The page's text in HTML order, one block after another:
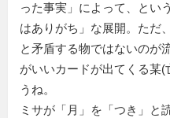
った事実」によって、とい
はありがち」な展開。ただ
と矛盾する物ではないのが
がいいカードが出てくる某
うね。
ミサが「月」を「つき」と